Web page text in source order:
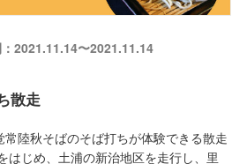
2021.11.14〜2021.11.14
散走
陸秋そばのそば打ちが体験できる散走
はじめ、土浦の新治地区を走行し、里